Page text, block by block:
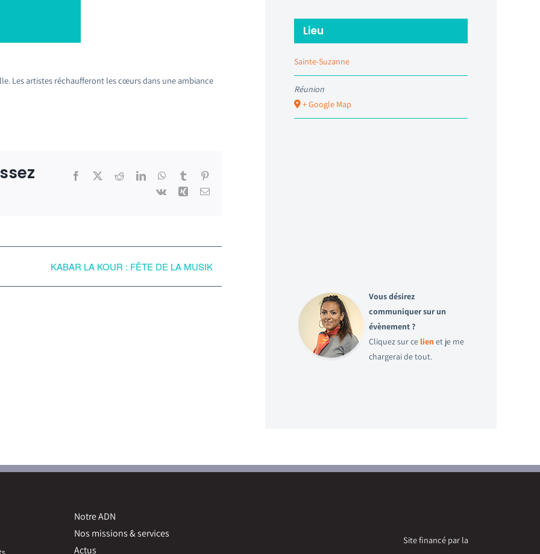
Les artistes réchaufferont les cœurs dans une ambiance
Facebook RedditLinkedInWhatsApp
Tumblr
Vk
Xing Email
KABAR LA KOUR : FÊTE DE LA MUSIK
Lieu
Sainte-Suzanne
Réunion
+ Google Map
Vous désirez
communiquer sur un
évènement ?
Cliquez sur ce lien et je me
chargerai de tout.
Notre ADN
Nos missions & services
Actus
Site financé par la